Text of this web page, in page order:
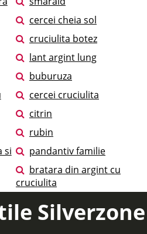
cercei cheia sol
cruciulita botez
lant argint lung
buburuza
cercei cruciulita
citrin
rubin
si
pandantiv familie
bratara din argint cu
cruciulita
Silverzone